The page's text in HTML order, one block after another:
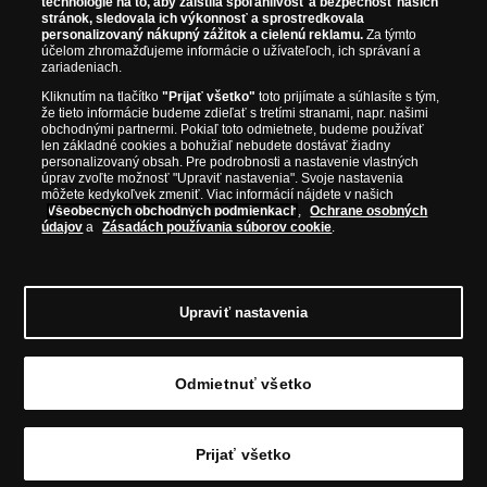
ako je Britská kráľovská mincovňa, Kráľovská kanadská mincovňa,
Parížska mincovňa, Nórska mincovňa, Fínska mincovňa alebo
Austrálska mincovňa Perth. Spoločnosť svojim zákazníkom a
zberateľom garantuje, že všetky produkty sú v originálnej a v
autentickosti.
Bratislava 811 07, Tel.: 0850 606 009E-mail: info@narodnapokladnica.sk,
odkaz
stránok, sledovala ich výkonnosť a sprostredkovala
personalizovaný nákupný zážitok a cielenú reklamu. Za týmto
účelom zhromažďujeme informácie o užívateľoch, ich správaní a
zariadeniach.
Kliknutím na tlačítko"Prijať všetko" toto prijímate a súhlasíte s tým,
že tieto informácie budeme zdieľať s tretími stranami, napr. našimi
obchodnými partnermi. Pokiaľ toto odmietnete, budeme používať
len základné cookies a bohužiaľ nebudete dostávať žiadny
personalizovaný obsah. Pre podrobnosti a nastavenie vlastných
úprav zvoľte možnosť "Upraviť nastavenia". Svoje nastavenia
môžete kedykoľvek zmeniť. Viac informácií nájdete v našich
Všeobecných obchodných podmienkach ,
Ochrane osobných
údajov a Zásadách používania súborov cookie.
Upraviť nastavenia
Odmietnuť všetko
Prijať všetko